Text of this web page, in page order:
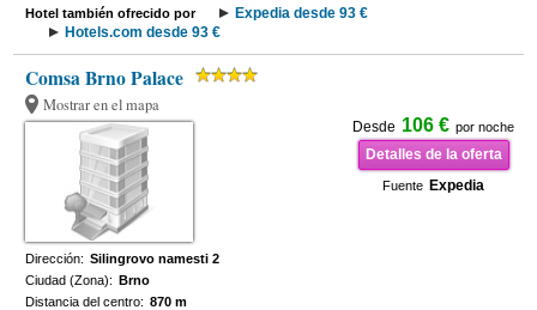
Hotel también ofrecido por
Expedia desde 93 €
Hotels.com desde 93 €
Comsa Brno Palace
Mostrar en el mapa
Desde 106 € por noche
Detalles de la oferta
Fuente Expedia
Dirección: Silingrovo namesti 2
Ciudad (Zona): Brno
Distancia del centro: 870 m